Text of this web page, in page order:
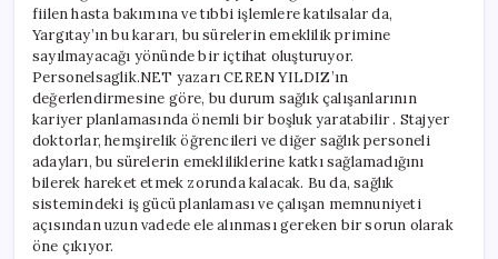
fiilen hasta bakımına ve tıbbi işlemlere katılsalar da,
Yargıtay’ın bu kararı, bu sürelerin emeklilik primine
sayılmayacağı yönünde bir içtihat oluşturuyor.
Personelsaglik.NET yazarı CEREN YILDIZ’ın
değerlendirmesine göre, bu durum sağlık çalışanlarının
kariyer planlamasında önemli bir boşluk yaratabilir . Stajyer
doktorlar, hemşirelik öğrencileri ve diğer sağlık personeli
adayları, bu sürelerin emekliliklerine katkı sağlamadığını
bilerek hareket etmek zorunda kalacak. Bu da, sağlık
sistemindeki iş gücü planlaması ve çalışan memnuniyeti
açısından uzun vadede ele alınması gereken bir sorun olarak
öne çıkıyor.